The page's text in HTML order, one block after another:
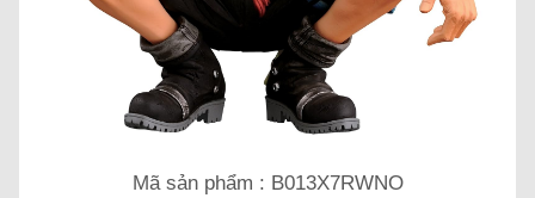
Mã sản phẩm : B013X7RWNO